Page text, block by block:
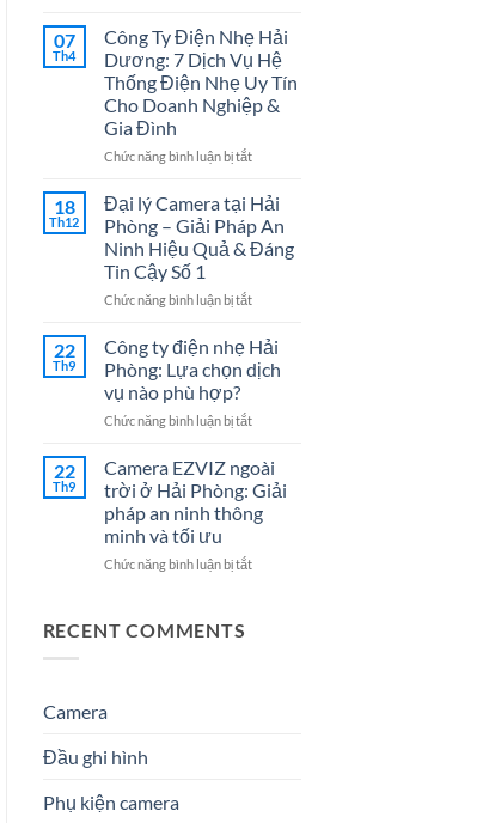
Công
Mạng
LAN
Tại
Hải
Chuyên
Giải
Pháp
Tối
Năm
2026
07
Th4
Công Ty Điện Nhẹ Hải
Dương: 7 Dịch Vụ Hệ
Thống Điện Nhẹ Uy Tín
Cho Doanh Nghiệp &
Gia Đình
Chức năng bình luận bị tắtở
Ty
Điện
Nhẹ
Hải
7
Vụ
Hệ
Thống
Nhẹ
Tín
Cho
Doanh
Nghiệp
Gia
18
Th12
Đại lý Camera tại Hải
Phòng – Giải Pháp An
Ninh Hiệu Quả & Đáng
Tin Cậy Số 1
Chức năng bình luận bị tắtở
lý
Camera
tại
Phòng
Giải
Pháp
An
Ninh
Quả
22
Th9
Công ty điện nhẹ Hải
Phòng: Lựa chọn dịch
vụ nào phù hợp?
Chức năng bình luận bị tắtở
điện
nhẹ
Hải
Lựa
22
Th9
Camera EZVIZ ngoài
trời ở Hải Phòng: Giải
pháp an ninh thông
minh và tối ưu
Chức năng bình luận bị tắtở
RECENT COMMENTS
Camera
Đầu ghi hình
Phụ kiện camera